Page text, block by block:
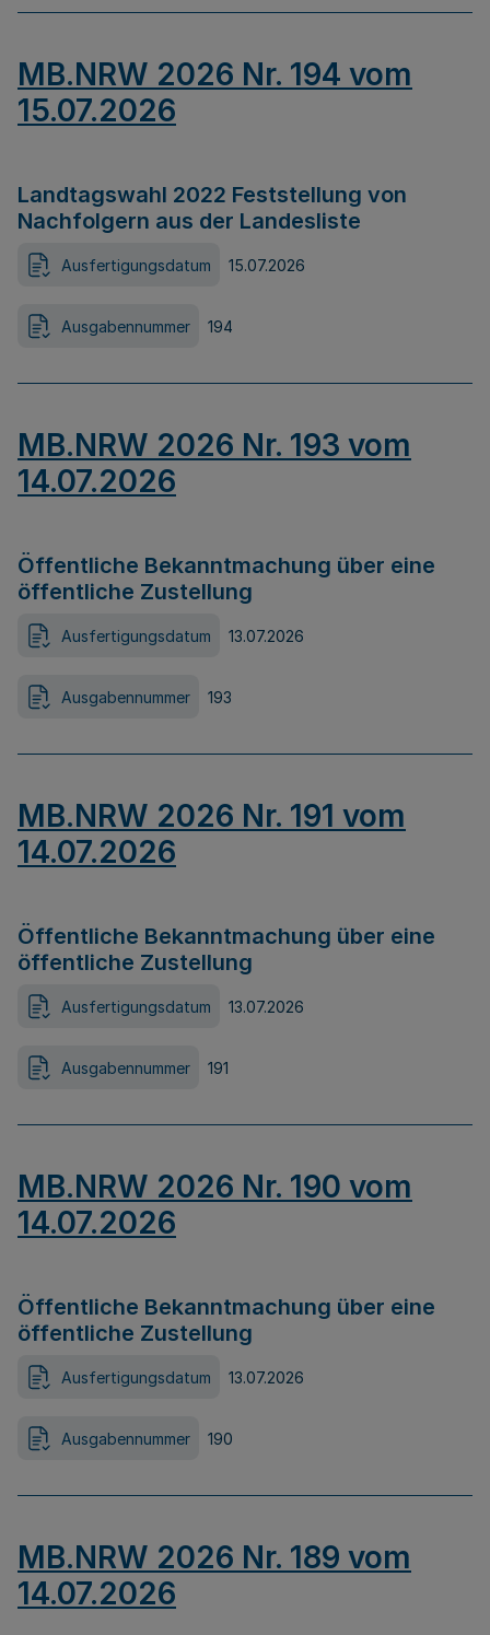
MB.NRW 2026 Nr. 194 vom
15.07.2026
Landtagswahl 2022 Feststellung von
Nachfolgern aus der Landesliste
Ausfertigungsdatum 15.07.2026
Ausgabennummer 194
MB.NRW 2026 Nr. 193 vom
14.07.2026
Öffentliche Bekanntmachung über eine
öffentliche Zustellung
Ausfertigungsdatum 13.07.2026
Ausgabennummer 193
MB.NRW 2026 Nr. 191 vom
14.07.2026
Öffentliche Bekanntmachung über eine
öffentliche Zustellung
Ausfertigungsdatum 13.07.2026
Ausgabennummer 191
MB.NRW 2026 Nr. 190 vom
14.07.2026
Öffentliche Bekanntmachung über eine
öffentliche Zustellung
Ausfertigungsdatum 13.07.2026
Ausgabennummer 190
MB.NRW 2026 Nr. 189 vom
14.07.2026